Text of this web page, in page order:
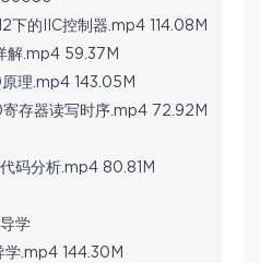
下的IIC控制器.mp4 114.08M
解.mp4 59.37M
理.mp4 143.05M
存器读写时序.mp4 72.92M
码分析.mp4 80.81M
学
学.mp4 144.30M